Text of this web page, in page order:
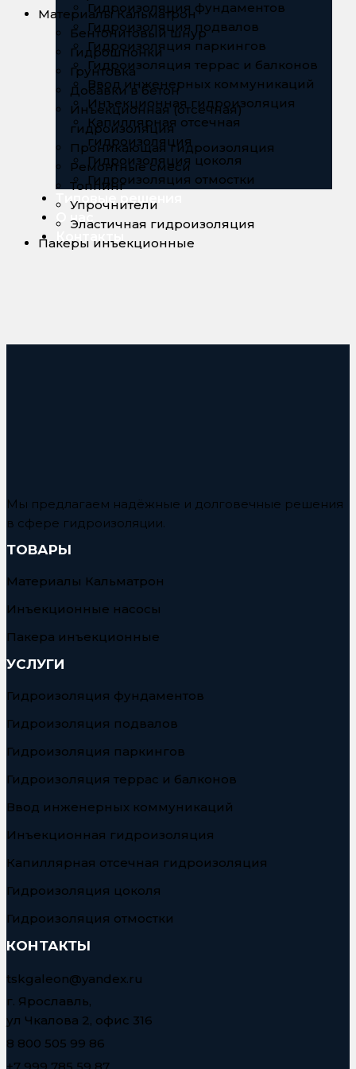
Гидроизоляция фундаментов
Гидроизоляция подвалов
Гидроизоляция паркингов
Гидроизоляция террас и балконов
Ввод инженерных коммуникаций
Инъекционная гидроизоляция
Капиллярная отсечная
гидроизоляция
Гидроизоляция цоколя
Гидроизоляция отмостки
Типовые решения
О нас
Материалы Кальматрон
Бентонитовый шнур
Гидрошпонки
Грунтовка
Добавки в бетон
Инъекционная (отсечная)
гидроизоляция
Проникающая гидроизоляция
Ремонтные смеси
Топпинг
Упрочнители
Эластичная гидроизоляция
Пакеры инъекционные
Мы предлагаем надёжные и долговечные решения
в сфере гидроизоляции.
ТОВАРЫ
Материалы Кальматрон
Инъекционные насосы
Пакера инъекционные
УСЛУГИ
Гидроизоляция фундаментов
Гидроизоляция подвалов
Гидроизоляция паркингов
Гидроизоляция террас и балконов
Ввод инженерных коммуникаций
Инъекционная гидроизоляция
Капиллярная отсечная гидроизоляция
Гидроизоляция цоколя
Гидроизоляция отмостки
КОНТАКТЫ
tskgaleon@yandex.ru
г. Ярославль,
ул Чкалова 2, офис 316
8 800 505 99 86